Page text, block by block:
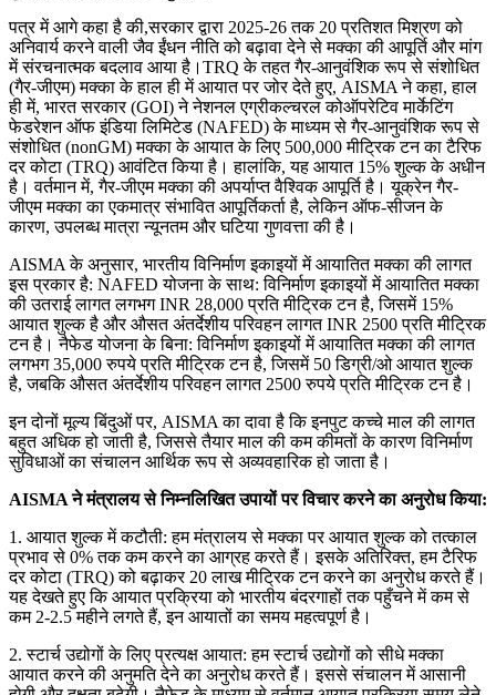
पत्र में आगे कहा है की,सरकार द्वारा 2025-26 तक 20 प्रतिशत मिश्रण को
अनिवार्य करने वाली जैव ईंधन नीति को बढ़ावा देने से मक्का की आपूर्ति और मांग
में संरचनात्मक बदलाव आया है।TRQ के तहत गैर-आनुवंशिक रूप से संशोधित
(गैर-जीएम) मक्का के हाल ही में आयात पर जोर देते हुए, AISMA ने कहा, हाल
ही में, भारत सरकार (GOI) ने नेशनल एग्रीकल्चरल कोऑपरेटिव मार्केटिंग
फेडरेशन ऑफ इंडिया लिमिटेड (NAFED) के माध्यम से गैर-आनुवंशिक रूप से
संशोधित (nonGM) मक्का के आयात के लिए 500,000 मीट्रिक टन का टैरिफ
दर कोटा (TRQ) आवंटित किया है। हालांकि, यह आयात 15% शुल्क के अधीन
है। वर्तमान में, गैर-जीएम मक्का की अपर्याप्त वैश्विक आपूर्ति है। यूक्रेन गैर-
जीएम मक्का का एकमात्र संभावित आपूर्तिकर्ता है, लेकिन ऑफ-सीजन के
कारण, उपलब्ध मात्रा न्यूनतम और घटिया गुणवत्ता की है।
AISMA के अनुसार, भारतीय विनिर्माण इकाइयों में आयातित मक्का की लागत
इस प्रकार है: NAFED योजना के साथ: विनिर्माण इकाइयों में आयातित मक्का
की उतराई लागत लगभग INR 28,000 प्रति मीट्रिक टन है, जिसमें 15%
आयात शुल्क है और औसत अंतर्देशीय परिवहन लागत INR 2500 प्रति मीट्रिक
टन है। नैफेड योजना के बिना: विनिर्माण इकाइयों में आयातित मक्का की लागत
लगभग 35,000 रुपये प्रति मीट्रिक टन है, जिसमें 50 डिग्री/ओ आयात शुल्क
है, जबकि औसत अंतर्देशीय परिवहन लागत 2500 रुपये प्रति मीट्रिक टन है।
इन दोनों मूल्य बिंदुओं पर, AISMA का दावा है कि इनपुट कच्चे माल की लागत
बहुत अधिक हो जाती है, जिससे तैयार माल की कम कीमतों के कारण विनिर्माण
सुविधाओं का संचालन आर्थिक रूप से अव्यवहारिक हो जाता है।
AISMA ने मंत्रालय से निम्नलिखित उपायों पर विचार करने का अनुरोध किया:
1. आयात शुल्क में कटौती: हम मंत्रालय से मक्का पर आयात शुल्क को तत्काल
प्रभाव से 0% तक कम करने का आग्रह करते हैं। इसके अतिरिक्त, हम टैरिफ
दर कोटा (TRQ) को बढ़ाकर 20 लाख मीट्रिक टन करने का अनुरोध करते हैं।
यह देखते हुए कि आयात प्रक्रिया को भारतीय बंदरगाहों तक पहुँचने में कम से
कम 2-2.5 महीने लगते हैं, इन आयातों का समय महत्वपूर्ण है।
2. स्टार्च उद्योगों के लिए प्रत्यक्ष आयात: हम स्टार्च उद्योगों को सीधे मक्का
आयात करने की अनुमति देने का अनुरोध करते हैं। इससे संचालन में आसानी